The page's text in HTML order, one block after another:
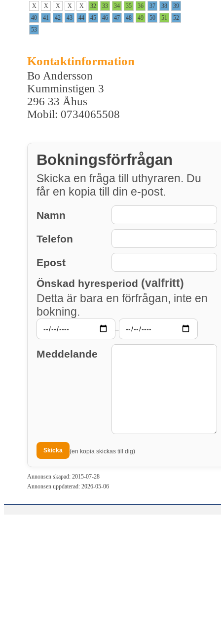
X
X X X X 32 33 34 35 36 37 38
39
40
41 42 43 44 45 46 47 48 49 50 51
52
53
Kontaktinformation
Bo Andersson
Kumminstigen 3
296 33 Åhus
Mobil: 0734065508
Bokningsförfrågan
Skicka en fråga till uthyraren. Du
får en kopia till din e-post.
Namn
Telefon
Epost
Önskad hyresperiod (valfritt)
Detta är bara en förfrågan, inte en
bokning.
–
Meddelande
(en kopia skickas till dig)
Annonsen skapad: 2015-07-28
Annonsen uppdaterad: 2026-05-06